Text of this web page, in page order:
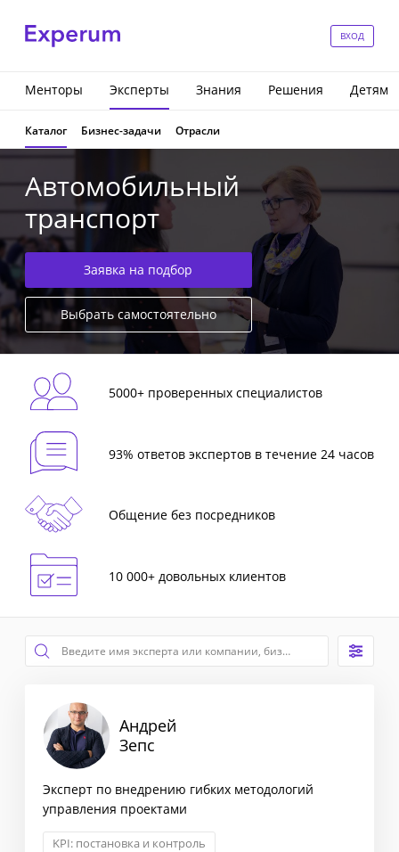
ВХОД
Менторы Эксперты Знания Решения Детям
Каталог Бизнес-задачи Отрасли
Автомобильный
транспорт
Заявка на подбор
Выбрать самостоятельно
5000+ проверенных специалистов
93% ответов экспертов в течение 24 часов
Общение без посредников
10 000+ довольных клиентов
Андрей
Зепс
Эксперт по внедрению гибких методологий
управления проектами
KPI: постановка и контроль